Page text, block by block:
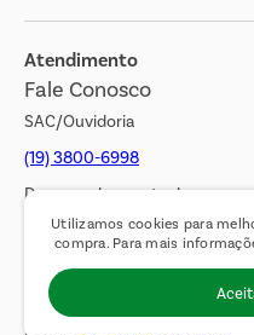
Utilizamos cookies para
compra. Para mais
Jornal de Ofertas
Transparência Salarial
Atendimento
Fale Conosco
SAC/Ouvidoria
(19) 3800-6998
De segunda a sexta das
08h00 às 17h00. Sábados
das 08h00 às 14h00.
WhatsApp:
(19) 99900-3133